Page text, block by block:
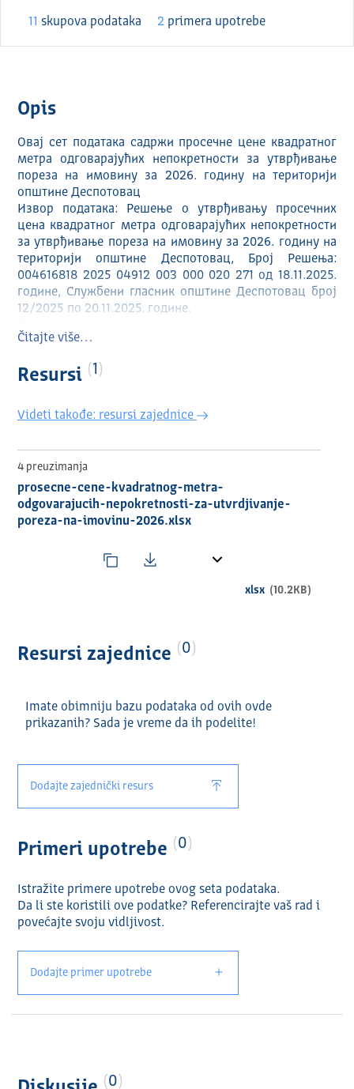
11 skupova podataka 2 primera upotrebe
Opis
Овај сет података садржи просечне цене квадратног
метра одговарајућих непокретности за утврђивање
пореза на имовину за 2026. годину на територији
општине Деспотовац
Извор података: Решење о утврђивању просечних
цена квадратног метра одговарајућих непокретности
за утврђивање пореза на имовину за 2026. годину на
територији општине Деспотовац, Број Решења:
004616818 2025 04912 003 000 020 271 од 18.11.2025.
године, Службени гласник општине Деспотовац број
12/2025 по 20.11.2025. године.
којој се непокретност налази.
Čitajte više…
Resursi 1
Videti takođe: resursi zajednice
4 preuzimanja
prosecne-cene-kvadratnog-metra-
odgovarajucih-nepokretnosti-za-utvrdjivanje-
poreza-na-imovinu-2026.xlsx
xlsx (10.2KB)
Resursi zajednice 0
Imate obimniju bazu podataka od ovih ovde
prikazanih? Sada je vreme da ih podelite!
Dodajte zajednički resurs
Primeri upotrebe 0
Istražite primere upotrebe ovog seta podataka.
Da li ste koristili ove podatke? Referencirajte vaš rad i
povećajte svoju vidlјivost.
Dodajte primer upotrebe
0